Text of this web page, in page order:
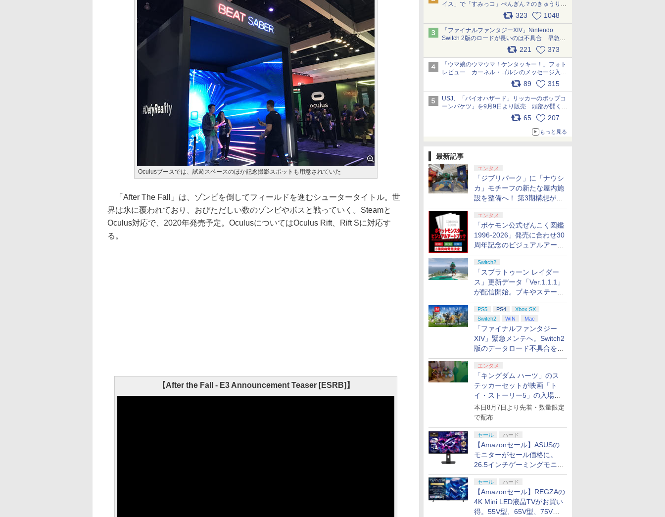
イス」で「すみっコ」ぺんぎん？のきゅうりド
ッグを食べてみた イラストそのままのメニュ
ー化に挑戦。これが意外にもおいしい
pic.x.com/Kgl04hZaeg
323 1048
「ファイナルファンタジーXIV」Nintendo
Switch 2版のロードが長いのは不具合 早急に
アップデートできるよう対応中221 373
「ウマ娘のウマウマ！ケンタッキー！」フォト
レビュー カーネル・ゴルシのメッセージ入り
パッケージや描き下ろしトレカなどが登場
89 315
USJ、「バイオハザード」リッカーのポップコ
ーンバケツ」を9月9日より販売 頭部が開く仕
組み。味は恐怖を堪のう「味噌フレーバー」
65 207
もっと見る
最新記事
エンタメ
「ジブリパーク」に「ナウシ
カ」モチーフの新たな屋内施
設を整備へ！ 第3期構想が公
開
エンタメ
「ポケモン公式ぜんこく図鑑
1996-2026」発売に合わせ30
周年記念のビジュアルアート
ブック3冊同時発売が決定
Switch2
「スプラトゥーン レイダー
ス」更新データ「Ver.1.1.1」
が配信開始。ブキやステージ
に関する不具合を修正
PS5 PS4
Xbox SX
Switch2
WIN Mac
「ファイナルファンタジー
XIV」緊急メンテへ。Switch2
版のデータロード不具合を最
適化
エンタメ
「キングダム ハーツ」のス
テッカーセットが映画「ト
イ・ストーリー5」の入場特
典として配布決定！
本日8月7日より先着・数量限定
で配布
セール ハード
【Amazonセール】ASUSの
モニターがセール価格に。
26.5インチゲーミングモニタ
ー「ROG Strix OLED
XG27ACDMS」限定モデルも
お買い得
セール ハード
【Amazonセール】REGZAの
4K Mini LED液晶TVがお買い
得。55V型、65V型、75V型
Oculusブースでは、試遊スペースのほか記念撮影スポットも用意されていた
「After The Fall」は、ゾンビを倒してフィールドを進むシュータータイトル。世
界は氷に覆われており、おびただしい数のゾンビやボスと戦っていく。Steamと
Oculus対応で、2020年発売予定。OculusについてはOculus Rift、Rift Sに対応す
る。
【After the Fall - E3 Announcement Teaser [ESRB]】